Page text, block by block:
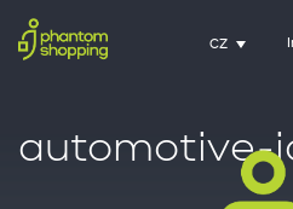
CZ
automotive-